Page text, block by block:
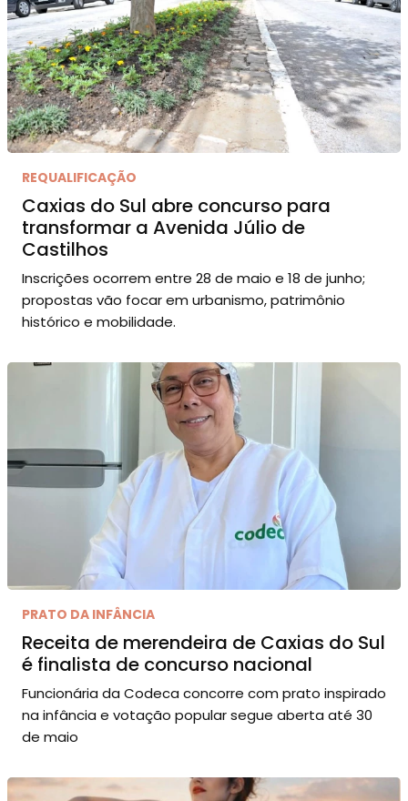
REQUALIFICAÇÃO
Caxias do Sul abre concurso para
transformar a Avenida Júlio de
Castilhos
Inscrições ocorrem entre 28 de maio e 18 de junho;
propostas vão focar em urbanismo, patrimônio
histórico e mobilidade.
PRATO DA INFÂNCIA
Receita de merendeira de Caxias do Sul
é finalista de concurso nacional
Funcionária da Codeca concorre com prato inspirado
na infância e votação popular segue aberta até 30
de maio